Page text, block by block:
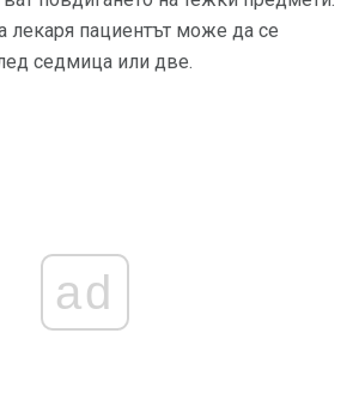
лекаря пациентът може да се
седмица или две.
ad